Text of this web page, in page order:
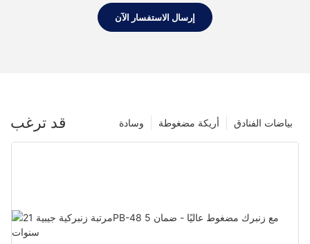
إرسال الاستفسار الآن
قد ترغب بياضات الفنادق أريكة مضغوطة وسادة